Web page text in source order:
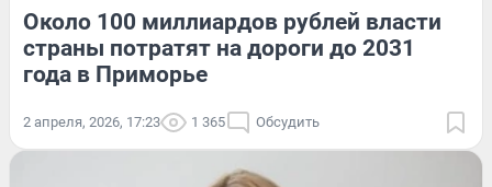
Около 100 миллиардов рублей власти
страны потратят на дороги до 2031
года в Приморье
2 апреля, 2026, 17:23 1 365 Обсудить